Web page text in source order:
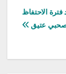
فترة الاحتفاظ
عتيق